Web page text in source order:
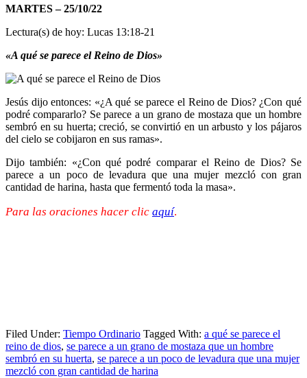
MARTES – 25/10/22
Lectura(s) de hoy: Lucas 13:18-21
«A qué se parece el Reino de Dios»
Jesús dijo entonces: «¿A qué se parece el Reino de Dios? ¿Con qué
podré compararlo? Se parece a un grano de mostaza que un hombre
sembró en su huerta; creció, se convirtió en un arbusto y los pájaros
del cielo se cobijaron en sus ramas».
Dijo también: «¿Con qué podré comparar el Reino de Dios? Se
parece a un poco de levadura que una mujer mezcló con gran
cantidad de harina, hasta que fermentó toda la masa».
Para las oraciones hacer clic aquí.
Filed Under: Tiempo Ordinario Tagged With: a qué se parece el
reino de dios, se parece a un grano de mostaza que un hombre
sembró en su huerta, se parece a un poco de levadura que una mujer
mezcló con gran cantidad de harina